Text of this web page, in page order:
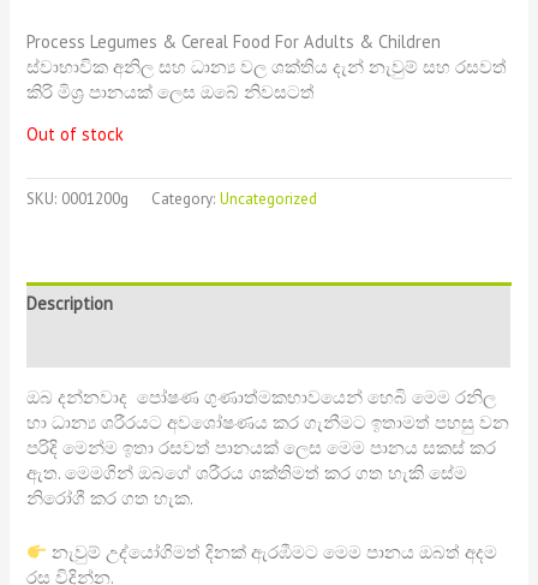
Process Legumes & Cereal Food For Adults & Children
ස්වාභාවික අනිල සහ ධාන්‍ය වල ශක්තිය දැන් නැවුම් සහ රසවත්
කිරි මිශ්‍ර පානයක් ලෙස ඔබේ නිවසටත්
Out of stock
SKU: 0001200g Category:Uncategorized
Description
ඔබ දන්නවාද පෝෂණ ගුණාත්මකභාවයෙන් හෙබි මෙම රනිල
හා ධාන්‍ය ශරීරයට අවශෝෂණය කර ගැනීමට ඉතාමත් පහසු වන
පරිදි මෙන්ම ඉතා රසවත් පානයක් ලෙස මෙම පානය සකස් කර
ඇත. මෙමගින් ඔබගේ ශරීරය ශක්තිමත් කර ගත හැකි සේම
නිරෝගී කර ගත හැක.
නැවුම් උද්යෝගිමත් දිනක් ඇරඹීමට මෙම පානය ඔබත් අදම
රස විදින්න.